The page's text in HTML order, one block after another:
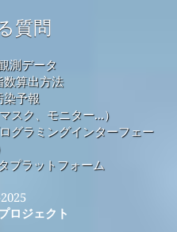
質問
測データ
数算出方法
染予報
スク、モニター...）
グラミングインターフェー
プラットフォーム
ロジェクト